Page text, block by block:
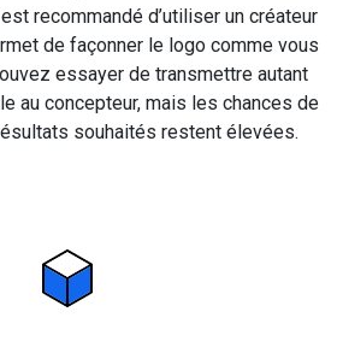
recommandé d’utiliser un créateur
de façonner le logo comme vous
essayer de transmettre autant
au concepteur, mais les chances de
souhaités restent élevées.